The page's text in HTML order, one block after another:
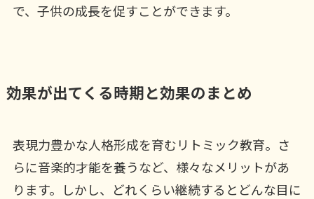
で、子供の成長を促すことができます。
効果が出てくる時期と効果のまとめ
表現力豊かな人格形成を育むリトミック教育。さ
らに音楽的才能を養うなど、様々なメリットがあ
ります。しかし、どれくらい継続するとどんな目に